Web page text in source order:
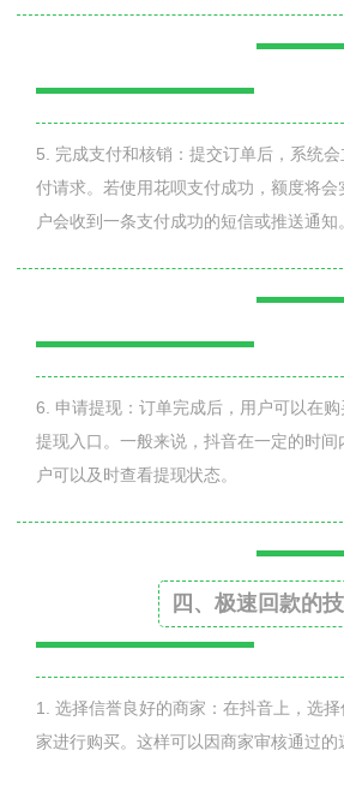
5. 完成支付和核销：提交订单后，系统
付请求。若使用花呗支付成功，额度将会
户会收到一条支付成功的短信或推送通知。
6. 申请提现：订单完成后，用户可以在
提现入口。一般来说，抖音在一定的时间
户可以及时查看提现状态。
四、极速回款的
1. 选择信誉良好的商家：在抖音上，选
家进行购买。这样可以因商家审核通过的